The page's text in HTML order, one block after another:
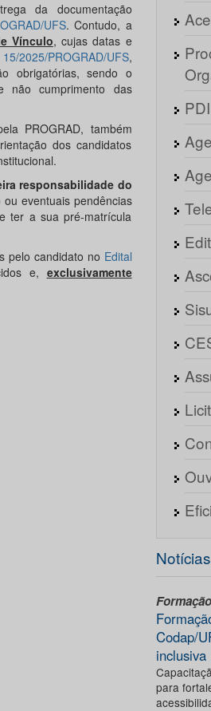
da documentação
UFS. Contudo, a
Vínculo, cujas datas e
2025/PROGRAD/UFS,
obrigatórias, sendo o
não cumprimento das
PROGRAD, também
dos candidatos
responsabilidade do
eventuais pendências
ter a sua pré-matrícula
pelo candidato no Edital
e, exclusivamente
Formação
Codap/
inclusiva
para